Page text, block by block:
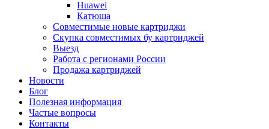
Huawei
Катюша
Совместимые новые картриджи
Скупка совместимых бу картриджей
Выезд
Работа с регионами России
Продажа картриджей
Новости
Блог
Полезная информация
Частые вопросы
Контакты